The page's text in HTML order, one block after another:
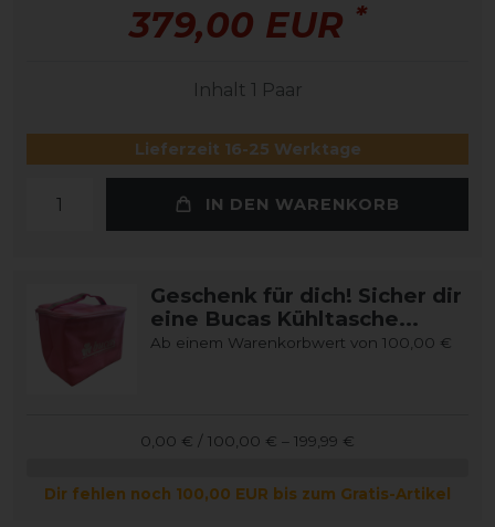
379,00 EUR *
Inhalt 1 Paar
Lieferzeit 16-25 Werktage
IN DEN WARENKORB
Geschenk für dich! Sicher dir
eine Bucas Kühltasche...
Ab einem Warenkorbwert von 100,00 €
0,00 € / 100,00 € – 199,99 €
Dir fehlen noch 100,00 EUR bis zum Gratis-Artikel